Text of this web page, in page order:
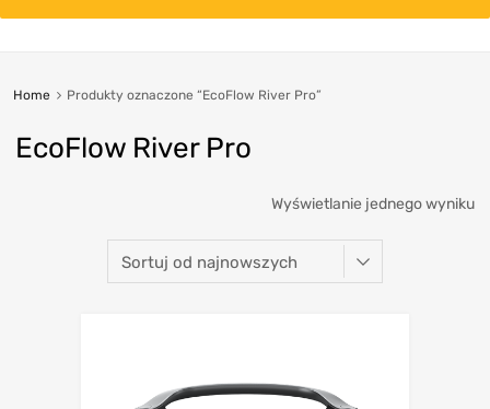
Home Produkty oznaczone “EcoFlow River Pro”
EcoFlow River Pro
Wyświetlanie jednego wyniku